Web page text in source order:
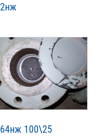
100\25